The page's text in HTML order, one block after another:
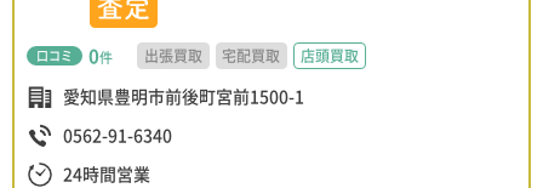
口コミ 0件 出張買取 宅配買取 店頭買取
愛知県豊明市前後町宮前1500-1
0562-91-6340
24時間営業